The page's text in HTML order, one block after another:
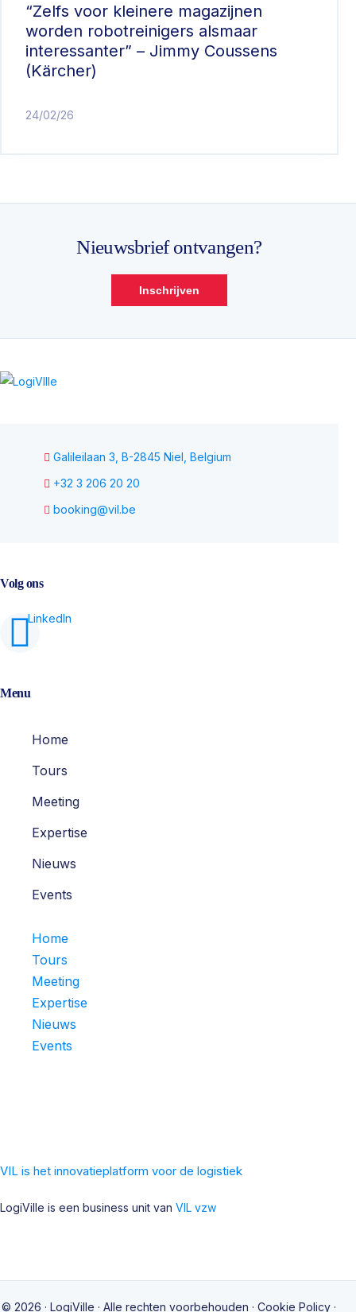
“Zelfs voor kleinere magazijnen
worden robotreinigers alsmaar
interessanter” – Jimmy Coussens
(Kärcher)
24/02/26
Nieuwsbrief ontvangen?
Inschrijven
Galileilaan 3, B-2845 Niel, Belgium
+32 3 206 20 20
booking@vil.be
Volg ons
Menu
Home
Tours
Meeting
Expertise
Nieuws
Events
Home
Tours
Meeting
Expertise
Nieuws
Events
VIL is het innovatieplatform voor de logistiek
LogiVille is een business unit van VIL vzw
© 2026 · LogiVille · Alle rechten voorbehouden ·Cookie Policy ·